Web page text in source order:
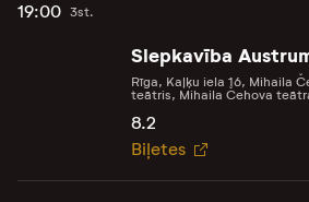
19:00 3st.
Slepkavība
Rīga, Kaļķu iela 16, Mihaila
teātris, Mihaila Čehova
8.2
Biļetes